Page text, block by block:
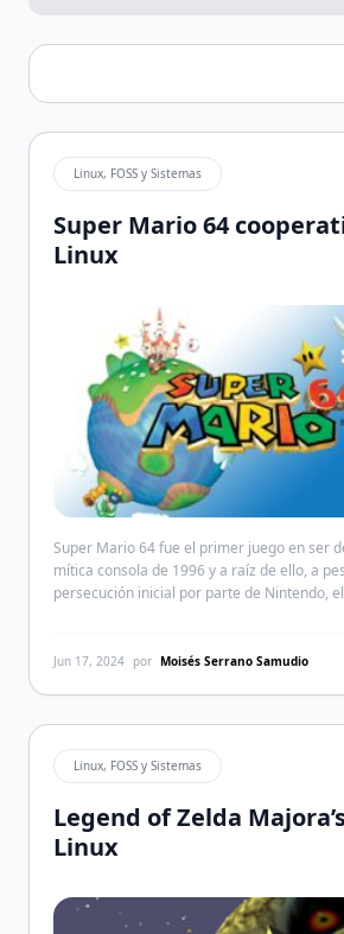
Linux, FOSS y Sistemas
Super Mario 64
Linux
Super Mario 64 fue el primer juego en ser
mítica consola de 1996 y a raíz de ello, a
persecución inicial por parte de Nintendo,
Jun 17, 2024 por Moisés Serrano Samudio
Linux, FOSS y Sistemas
Legend of Zelda
Linux